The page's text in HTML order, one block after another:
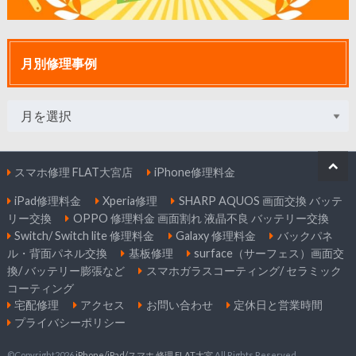
月別修理事例
スマホ修理 FLAT大宮店 iPhone修理料金
iPad修理料金 Xperia修理
SHARP AQUOS 画面交換 バッテ
リー交換
OPPO 修理料金 画面割れ 液晶不良 バッテリー交換
Switch/ Switch lite 修理料金
Galaxy 修理料金
バックパネ
ル・背面パネル交換
基板修理
surface（サーフェス）画面交
換/ バッテリー膨張など
スマホガラスコーティング/ セラミック
コーティング
宅配修理
アクセス お問い合わせ
定休日と営業時間
プライバシーポリシー